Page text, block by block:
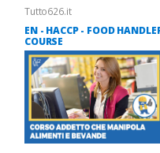
Tutto626.it
EN - HACCP - FOOD
COURSE